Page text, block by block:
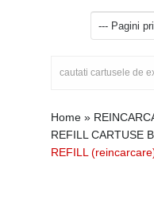
Home »
REFILL CARTUSE
REFILL